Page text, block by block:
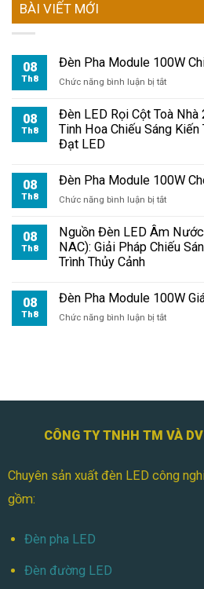
BÀI VIẾT MỚI
08
Th8
Đèn Pha Module 100W
Chức năng bình luận bị tắtở
Pha
Module
100W
Quảng
08
Th8
Đèn LED Rọi Cột Toà
Tinh Hoa Chiếu Sáng
Đạt LED
08
Th8
Đèn Pha Module 100W
Chức năng bình luận bị tắtở
Pha
Module
100W
Trường
08
Th8
Nguồn Đèn LED Âm
NAC): Giải Pháp Chiếu
Trình Thủy Cảnh
08
Th8
Đèn Pha Module 100W
Chức năng bình luận bị tắtở
Bao
CÔNG TY TNHH TM VÀ
Chuyên sản xuất đèn LED công
gồm:
Đèn pha LED
Đèn đường LED